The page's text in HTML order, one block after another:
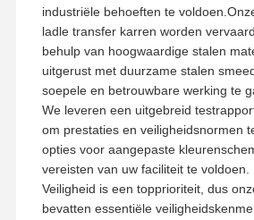
industriële behoeften te
ladle transfer karren worden
behulp van hoogwaardige stalen
uitgerust met duurzame stalen
soepele en betrouwbare werking te
We leveren een uitgebreid
om prestaties en veiligheidsnormen
opties voor aangepaste
vereisten van uw faciliteit te voldoen.
Veiligheid is een topprioriteit, dus
bevatten essentiële